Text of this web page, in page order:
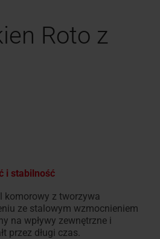
Roto z
i stabilność
komorowy z tworzywa
ze stalowym wzmocnieniem
na wpływy zewnętrzne i
przez długi czas.